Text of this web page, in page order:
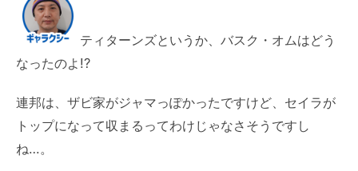
ティターンズというか、バスク・オムはどう
なったのよ!?
連邦は、ザビ家がジャマっぽかったですけど、セイラが
トップになって収まるってわけじゃなさそうですし
ね…。